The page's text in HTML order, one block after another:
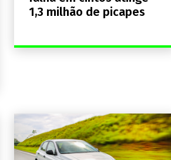
1,3 milhão de picapes